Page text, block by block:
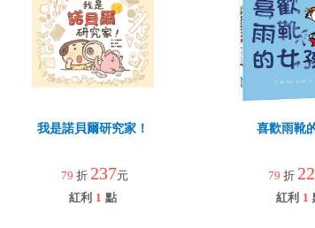
我是諾貝爾研究家！
79 折 237元
紅利 1 點
喜歡雨靴
79 折
紅利 1